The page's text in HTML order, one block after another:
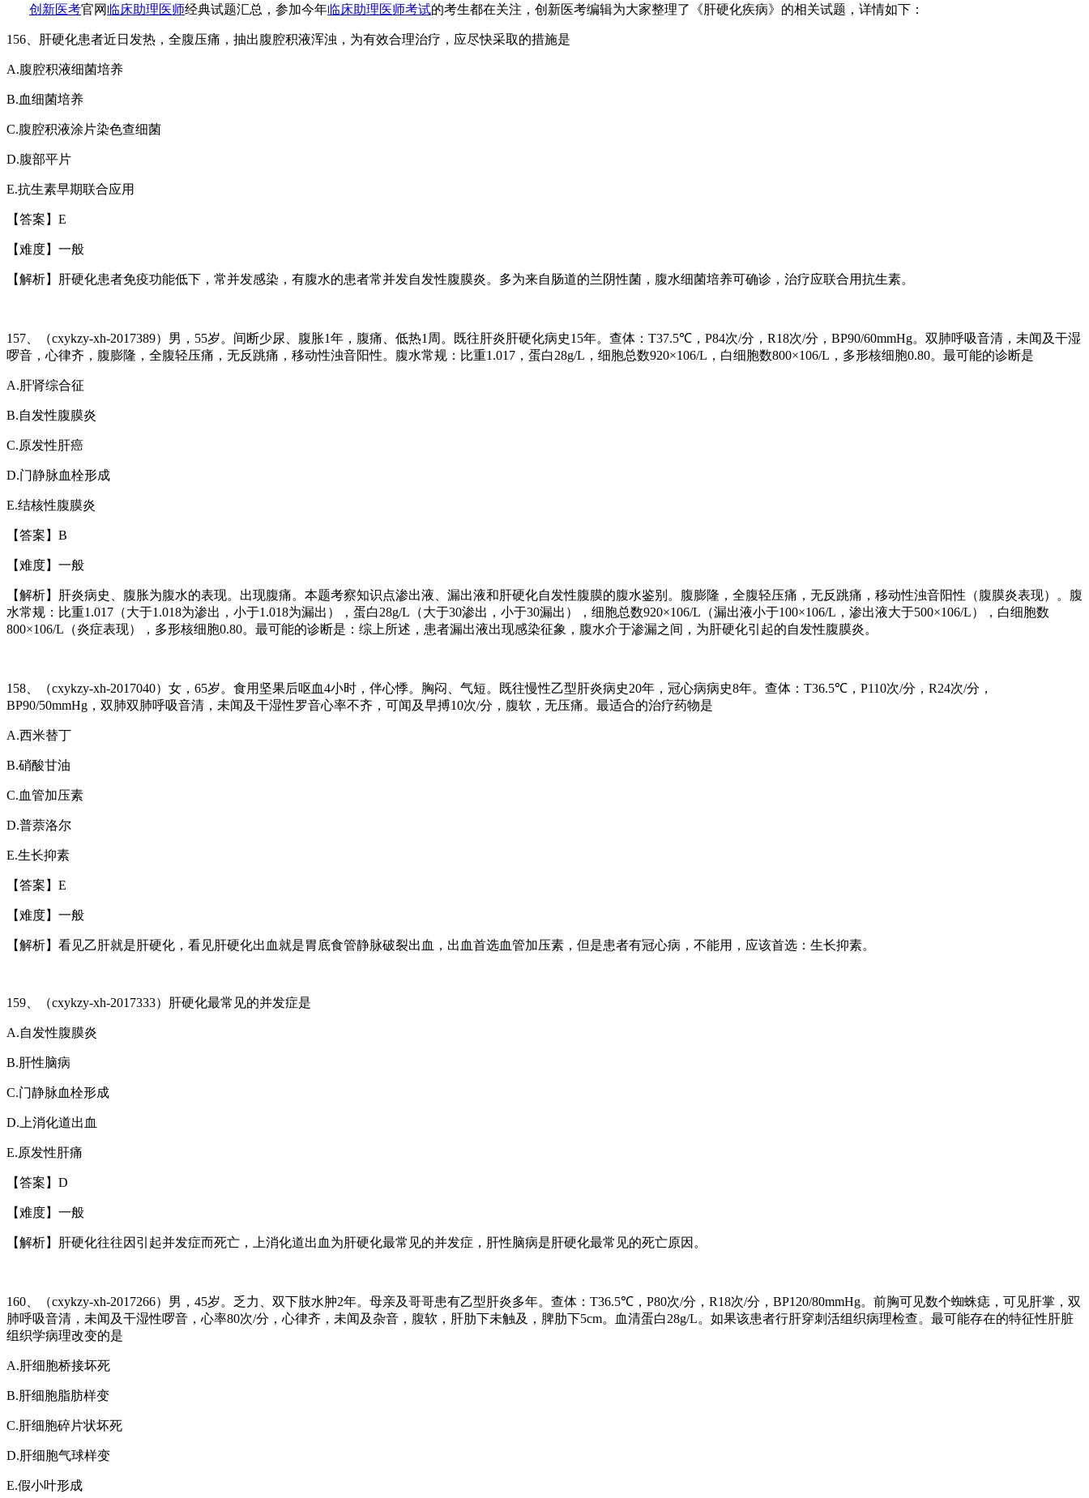
创新医考官网 临床助理医师经典试题汇总，参加今年临床助理医师考试的考生都在关注，创新医考编辑为大家整理了《肝硬化疾病》的相关试题，详情如下：
156 、肝硬化患者近日发热，全腹压痛，抽出腹腔积液浑浊，为有效合理治疗，应尽快采取的措施是
A.腹腔积液细菌培养
B.血细菌培养
C.腹腔积液涂片染色查细菌
D.腹部平片
E.抗生素早期联合应用
【答案】 E
【难度】一般
【解析】肝硬化患者免疫功能低下，常并发感染，有腹水的患者常并发自发性腹膜炎。多为来自肠道的兰阴性菌，腹水细菌培养可确诊，治疗应联合用抗生素。
157 、（cxykzy-xh-2017389）男， 55岁。间断少尿、腹胀1年，腹痛、低热1 周。既往肝炎肝硬化病史15年。查体： T37.5℃ ， P84次/分， R18次/分， BP90/60mmHg。双肺呼吸音清，未闻及干湿
啰音，心律齐，腹膨隆，全腹轻压痛，无反跳痛，移动性浊音阳性。腹水常规：比重1.017 ，蛋白28g/L ，细胞总数920×106/L ，白细胞数800×106/L ，多形核细胞0.80。最可能的诊断是
A.肝肾综合征
B.自发性腹膜炎
C.原发性肝癌
D.门静脉血栓形成
E.结核性腹膜炎
【答案】 B
【难度】一般
【解析】肝炎病史、腹胀为腹水的表现。出现腹痛。本题考察知识点渗出液、漏出液和肝硬化自发性腹膜的腹水鉴别。腹膨隆，全腹轻压痛，无反跳痛，移动性浊音阳性（腹膜炎表现）。腹
水常规：比重1.017 （大于1.018为渗出，小于1.018为漏出），蛋白28g/L （大于30渗出，小于30漏出），细胞总数920×106/L （漏出液小于100×106/L ，渗出液大于500×106/L），白细胞数
800×106/L （炎症表现），多形核细胞0.80。最可能的诊断是：综上所述，患者漏出液出现感染征象，腹水介于渗漏之间，为肝硬化引起的自发性腹膜炎。
158 、（cxykzy-xh-2017040）女， 65岁。食用坚果后呕血4小时，伴心悸。胸闷、气短。既往慢性乙型肝炎病史20年，冠心病病史8年。查体： T36.5℃ ， P110次/分， R24次/分，
BP90/50mmHg ，双肺双肺呼吸音清，未闻及干湿性罗音心率不齐，可闻及早搏10次/分，腹软，无压痛。最适合的治疗药物是
A.西米替丁
B.硝酸甘油
C.血管加压素
D.普萘洛尔
E.生长抑素
【答案】 E
【难度】一般
【解析】看见乙肝就是肝硬化，看见肝硬化出血就是胃底食管静脉破裂出血，出血首选血管加压素，但是患者有冠心病，不能用，应该首选：生长抑素。
159 、（cxykzy-xh-2017333）肝硬化最常见的并发症是
A.自发性腹膜炎
B.肝性脑病
C.门静脉血栓形成
D. 上消化道出血
E.原发性肝痛
【答案】 D
【难度】一般
【解析】肝硬化往往因引起并发症而死亡，上消化道出血为肝硬化最常见的并发症，肝性脑病是肝硬化最常见的死亡原因。
160 、（cxykzy-xh-2017266）男， 45岁。乏力、双下肢水肿2年。母亲及哥哥患有乙型肝炎多年。查体： T36.5℃ ， P80次/分， R18次/分， BP120/80mmHg。前胸可见数个蜘蛛痣，可见肝掌，双
肺呼吸音清，未闻及干湿性啰音，心率80次/分，心律齐，未闻及杂音，腹软，肝肋下未触及，脾肋下5cm。血清蛋白28g/L。如果该患者行肝穿刺活组织病理检查。最可能存在的特征性肝脏
组织学病理改变的是
A.肝细胞桥接坏死
B.肝细胞脂肪样变
C.肝细胞碎片状坏死
D.肝细胞气球样变
E.假小叶形成